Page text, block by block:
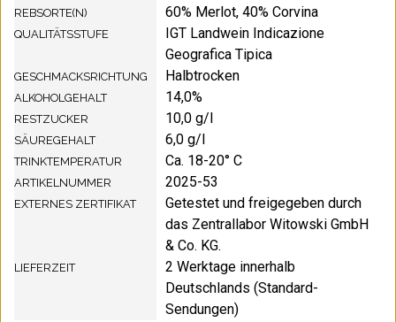
REBSORTE(N) 60% Merlot, 40% Corvina
QUALITÄTSSTUFE
IGT Landwein Indicazione
Geografica Tipica
GESCHMACKSRICHTUNG Halbtrocken
ALKOHOLGEHALT 14,0%
RESTZUCKER 10,0 g/l
SÄUREGEHALT 6,0 g/l
TRINKTEMPERATUR Ca. 18-20° C
ARTIKELNUMMER 2025-53
EXTERNES ZERTIFIKAT
Getestet und freigegeben durch
das Zentrallabor Witowski GmbH
& Co. KG.
LIEFERZEIT
2 Werktage innerhalb
Deutschlands (Standard-
Sendungen)